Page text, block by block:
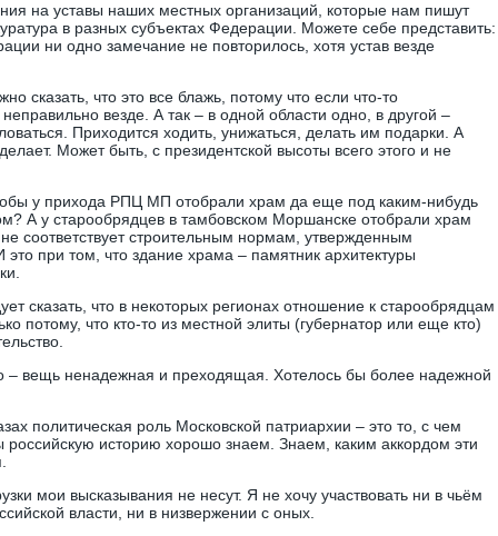
на уставы наших местных организаций, которые нам пишут
в разных субъектах Федерации. Можете себе представить:
ни одно замечание не повторилось, хотя устав везде
сказать, что это все блажь, потому что если что-то
везде. А так – в одной области одно, в другой –
Приходится ходить, унижаться, делать им подарки. А
Может быть, с президентской высоты всего этого и не
у прихода РПЦ МП отобрали храм да еще под каким-нибудь
А у старообрядцев в тамбовском Моршанске отобрали храм
соответствует строительным нормам, утвержденным
это при том, что здание храма – памятник архитектуры
сказать, что в некоторых регионах отношение к старообрядцам
потому, что кто-то из местной элиты (губернатор или еще кто)
– вещь ненадежная и преходящая. Хотелось бы более надежной
политическая роль Московской патриархии – это то, с чем
историю хорошо знаем. Знаем, каким аккордом эти
мои высказывания не несут. Я не хочу участвовать ни в чьём
власти, ни в низвержении с оных.